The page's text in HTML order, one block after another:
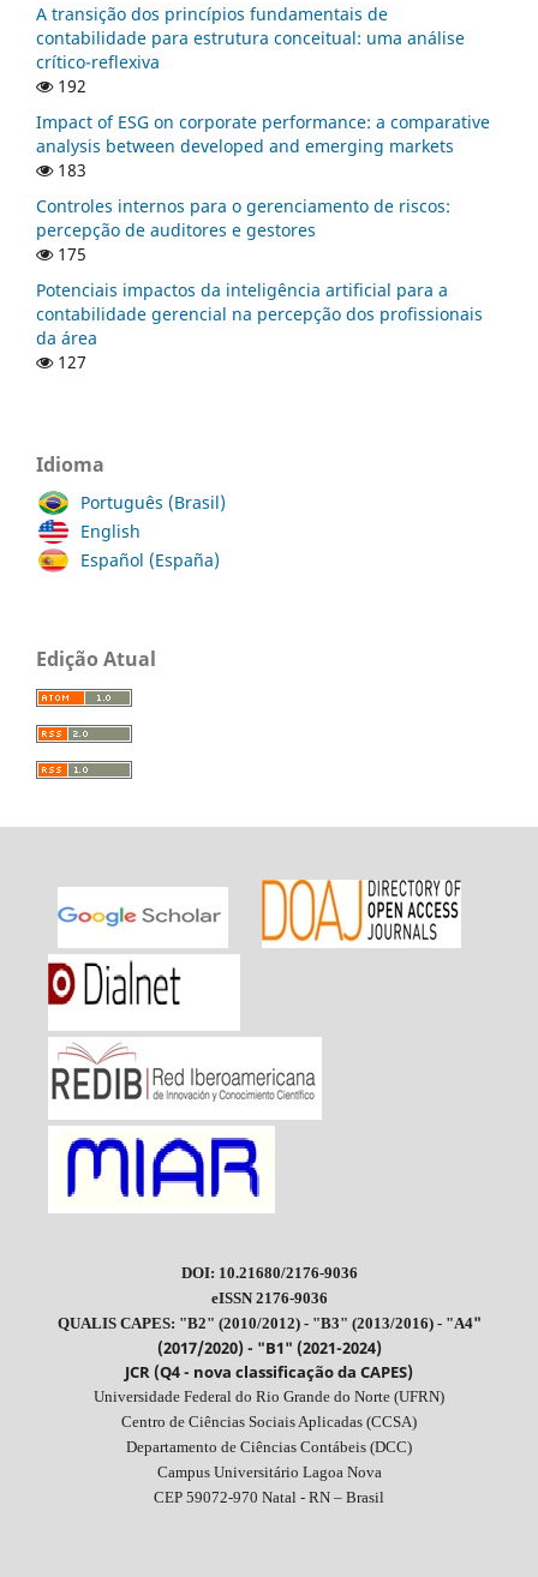
A transição dos princípios fundamentais de
contabilidade para estrutura conceitual: uma análise
crítico-reflexiva
192
Impact of ESG on corporate performance: a comparative
analysis between developed and emerging markets
183
Controles internos para o gerenciamento de riscos:
percepção de auditores e gestores
175
Potenciais impactos da inteligência artificial para a
contabilidade gerencial na percepção dos profissionais
da área
127
Idioma
Português (Brasil)
English
Español (España)
Edição Atual
DOI: 10.21680/2176-9036
eISSN 2176-9036
QUALIS CAPES: "B2" (2010/2012) - "B3" (2013/2016) - "A4"
(2017/2020) - "B1" (2021-2024)
JCR (Q4 - nova classificação da CAPES)
Universidade Federal do Rio Grande do Norte (UFRN)
Centro de Ciências Sociais Aplicadas (CCSA)
Departamento de Ciências Contábeis (DCC)
Campus Universitário Lagoa Nova
CEP 59072-970 Natal - RN – Brasil